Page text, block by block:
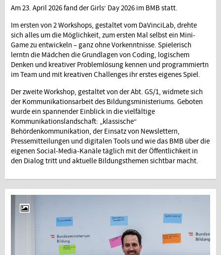
Am 23. April 2026 fand der Girls‘ Day 2026 im BMB statt.
Im ersten von 2 Workshops, gestaltet vom DaVinciLab, drehte
sich alles um die Möglichkeit, zum ersten Mal selbst ein Mini-
Game zu entwickeln – ganz ohne Vorkenntnisse. Spielerisch
lerntn die Mädchen die Grundlagen von Coding, logischem
Denken und kreativer Problemlösung kennen und programmiertn
im Team und mit kreativen Challenges ihr erstes eigenes Spiel.
Der zweite Workshop, gestaltet von der Abt. GS/1, widmete sich
der Kommunikationsarbeit des Bildungsministeriums. Geboten
wurde ein spannender Einblick in die vielfältige
Kommunikationslandschaft: „klassische“
Behördenkommunikation, der Einsatz von Newslettern,
Pressemitteilungen und digitalen Tools und wie das BMB über die
eigenen Social-Media-Kanäle täglich mit der Öffentlichkeit in
den Dialog tritt und aktuelle Bildungsthemen sichtbar macht.